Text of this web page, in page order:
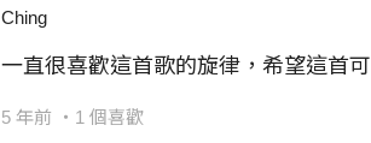
Ching
一直很喜歡這首歌的旋律，希望這首
5 年前 ・1 個喜歡